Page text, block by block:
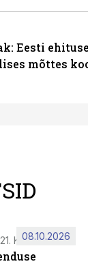
Eesti
mõttes
KORRUSEL
08.10.2026